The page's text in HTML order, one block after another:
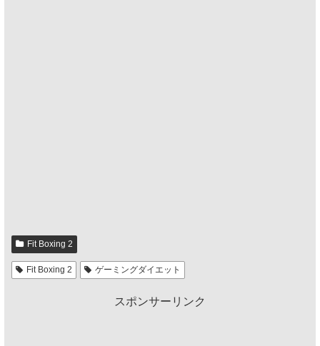
Fit Boxing 2
Fit Boxing 2 ゲーミングダイエット
スポンサーリンク